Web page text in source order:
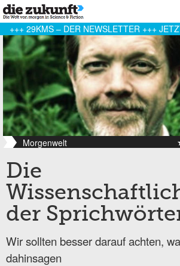
+++ 29KMS – DER NEWSLETTER +++
Morgenwelt
Die
der
Wir sollten besser darauf achten,
dahinsagen